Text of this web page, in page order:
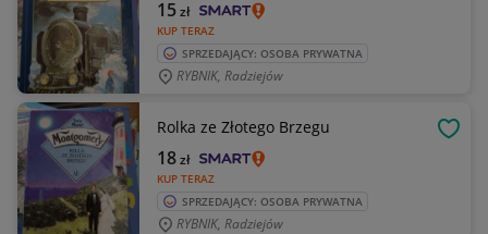
KUP TERAZ
15zł
SPRZEDAJĄCY: OSOBA PRYWATNA
RYBNIK, Radziejów
Rolka ze Złotego Brzegu
KUP TERAZ
18zł
SPRZEDAJĄCY: OSOBA PRYWATNA
RYBNIK, Radziejów